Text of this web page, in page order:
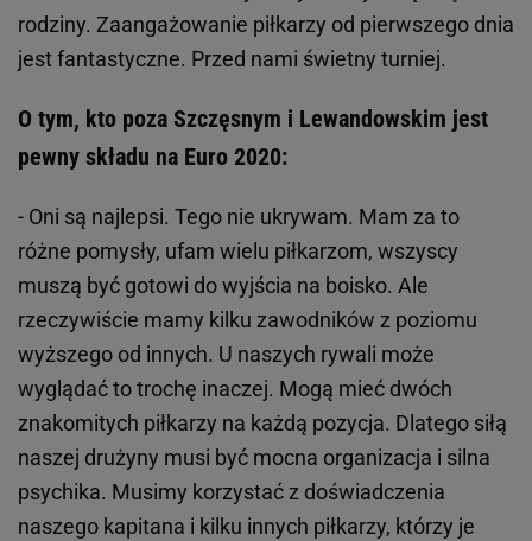
rodziny. Zaangażowanie piłkarzy od pierwszego dnia
jest fantastyczne. Przed nami świetny turniej.
O tym, kto poza Szczęsnym i Lewandowskim jest
pewny składu na Euro 2020:
- Oni są najlepsi. Tego nie ukrywam. Mam za to
różne pomysły, ufam wielu piłkarzom, wszyscy
muszą być gotowi do wyjścia na boisko. Ale
rzeczywiście mamy kilku zawodników z poziomu
wyższego od innych. U naszych rywali może
wyglądać to trochę inaczej. Mogą mieć dwóch
znakomitych piłkarzy na każdą pozycja. Dlatego siłą
naszej drużyny musi być mocna organizacja i silna
psychika. Musimy korzystać z doświadczenia
naszego kapitana i kilku innych piłkarzy, którzy je